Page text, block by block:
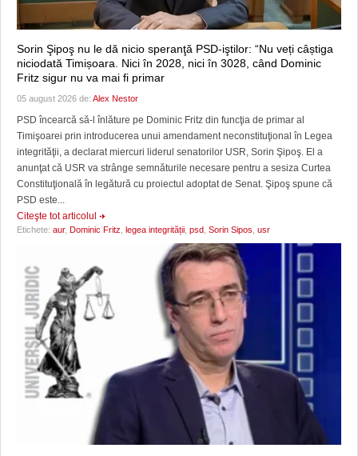
Sorin Şipoş nu le dă nicio speranţă PSD-iştilor: “Nu veți câștiga
niciodată Timișoara. Nici în 2028, nici în 3028, când Dominic
Fritz sigur nu va mai fi primar
05 august 2026 de: Alex Nestor
PSD încearcă să-l înlăture pe Dominic Fritz din funcţia de primar al
Timişoarei prin introducerea unui amendament neconstituţional în Legea
integrităţii, a declarat miercuri liderul senatorilor USR, Sorin Şipoş. El a
anunţat că USR va strânge semnăturile necesare pentru a sesiza Curtea
Constituţională în legătură cu proiectul adoptat de Senat. Şipoş spune că
PSD este...
Citeşte tot articolul
Etichete: aur, Dominic Fritz legea integrității psd Sorin Sipos usr